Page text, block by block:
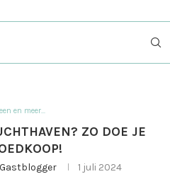
en meer...
ZO DOE JE
1 juli 2024